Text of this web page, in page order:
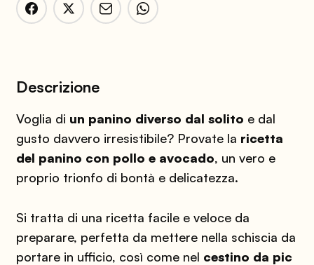
Descrizione
Voglia di un panino diverso dal solito e dal
gusto davvero irresistibile? Provate la ricetta
del panino con pollo e avocado, un vero e
proprio trionfo di bontà e delicatezza.
Si tratta di una ricetta facile e veloce da
preparare, perfetta da mettere nella schiscia da
portare in ufficio, così come nel cestino da pic